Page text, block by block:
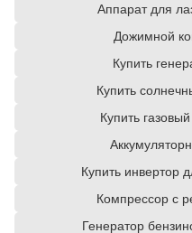
Аппарат для
Дожимной
Купить
Купить
Купить
Купить инвертор
Компрессор с
Генератор